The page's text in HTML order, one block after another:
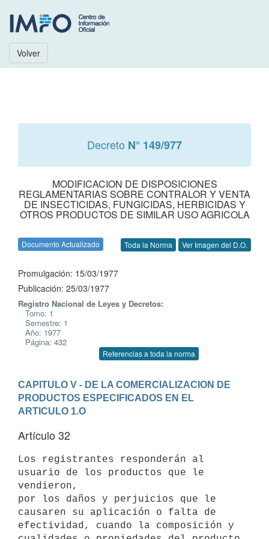
Volver
Decreto N° 149/977
MODIFICACION DE DISPOSICIONES
REGLAMENTARIAS SOBRE CONTRALOR Y VENTA
DE INSECTICIDAS, FUNGICIDAS, HERBICIDAS Y
OTROS PRODUCTOS DE SIMILAR USO AGRICOLA
Documento Actualizado Toda la Norma Ver Imagen del D.O.
Promulgación: 15/03/1977
Publicación: 25/03/1977
Registro Nacional de Leyes y Decretos:
Tomo: 1
Semestre: 1
Año: 1977
Página: 432
Referencias a toda la norma
CAPITULO V - DE LA COMERCIALIZACION DE
PRODUCTOS ESPECIFICADOS EN EL
ARTICULO 1.O
Artículo 32
Los registrantes responderán al
usuario de los productos que le
vendieron,
por los daños y perjuicios que le
causaren su aplicación o falta de
efectividad, cuando la composición y